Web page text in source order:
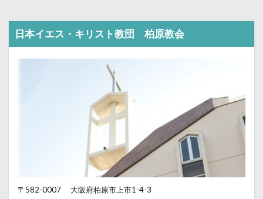
日本イエス・キリスト教団 柏原教会
〒582-0007
大阪府柏原市上市1-4-3